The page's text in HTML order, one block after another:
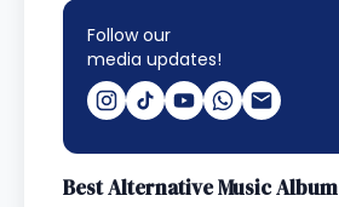
Follow our
media updates!
Best Alternative Music Album